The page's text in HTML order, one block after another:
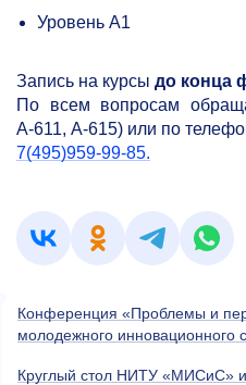
Уровень А1
Запись на курсы до конца
По всем вопросам
А-611, А-615) или по
7(495)959-99-85.
Конференция «Проблемы и
молодежного инновационного
Круглый стол НИТУ «МИСиС» и